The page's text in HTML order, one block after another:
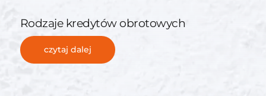
Rodzaje kredytów obrotowych
czytaj dalej